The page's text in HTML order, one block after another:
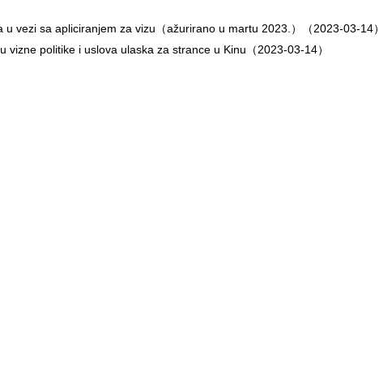
vezi sa apliciranjem za vizu（ažurirano u martu 2023.）
（2023-03-14）
vizne politike i uslova ulaska za strance u Kinu （2023-03-14）